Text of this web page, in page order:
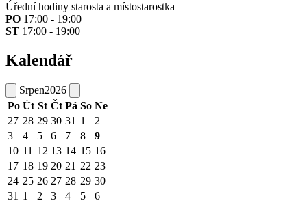
Úřední hodiny starosta a místostarostka
PO 17:00 - 19:00
ST 17:00 - 19:00
Kalendář
Srpen2026
Po Út St Čt Pá So Ne
27 28 29 30 31 1
2
3
4 5 6 7 8
9
10 11 12 13 14 15 16
17 18 19 20 21 22 23
24 25 26 27 28 29 30
31 1 2 3 4 5 6